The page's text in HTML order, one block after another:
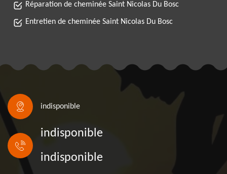
Réparation de cheminée Saint Nicolas Du Bosc
Entretien de cheminée Saint Nicolas Du Bosc
indisponible
indisponible
indisponible